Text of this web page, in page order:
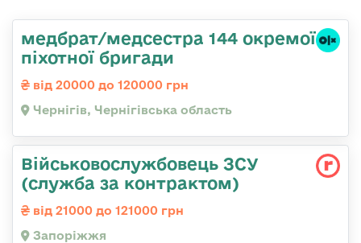
медбрат/медсестра 144 окремої
піхотної бригади
від 20000 до 120000 грн
Чернігів, Чернігівська область
Військовослужбовець ЗСУ
(служба за контрактом)
від 21000 до 121000 грн
Запоріжжя